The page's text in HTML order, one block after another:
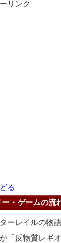
リンク
る
ー・ゲームの流
ーレイルの物
「反物質レギ